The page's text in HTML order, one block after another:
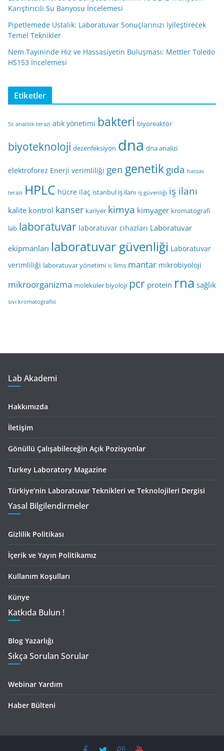
Karıştırıcılı Su Banyosu İncelemesi
Pipetlemede Ustalık: Laboratuvar Sonuçlarınızı İyileştirecek
Temel Teknikler
Nem Tayininde Hız ve Hassasiyetin Buluşması: Mettler Toledo
HS153 İncelemesi
Etiketler
5s analitik terazi atık yönetimi bakteri biyoreaktör
biyoteknoloji dezenfeksiyon dna dna analizi
elektroforez Enerji verimliliği gen genetikgıda hassas
terazi HPLC hücre ilaç istanbul iş ilanı iş güvenliği iş ilanı
kalite kontrol kanser kariyer kimya kimyager kromatografi
lab laboratuvar laboratuvar cihazları Laboratuvar
ekipmanları laboratuvar güvenliği Laboratuvar
verimliliği laboratuvar yönetimi lc lims mantar mikrobiyoloji
mikroorganizma moleküler biyoloji pcr protein rna sağlık
sıvı kromatografisi
Lab Akademi
Hakkımızda
İletişim
Gönüllü Çalışabileceğin Açık Pozisyonlar
Turkey Laboratory Magazine
Türkiye’nin Laboratuvar Teknikleri ve Teknolojileri Dergisi
Yasal Bilgilendirmeler
Gizlilik Politikası
İçerik ve Yayın Politikamız
Kullanım Koşulları
Künye
Katkıda Bulun !
Blog Yazarlığı
Sıkça Sorulan Sorular
Webinar Yardım
Haber Bülteni